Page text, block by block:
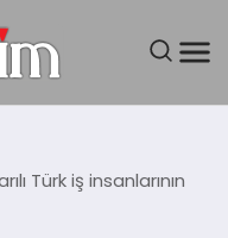
Türk iş insanlarının